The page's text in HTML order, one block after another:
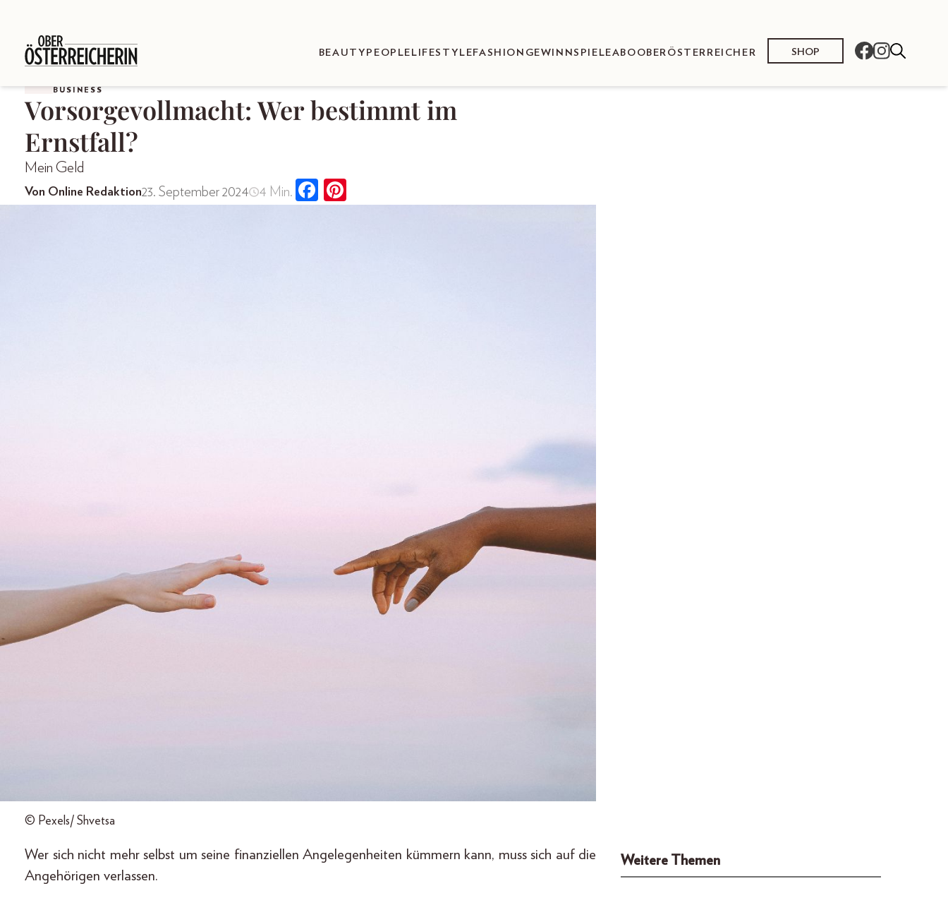
BEAUTY PEOPLE LIFESTYLEFASHION GEWINNSPIELEABO OBERÖSTERREICHER SHOP
BUSINESS
Vorsorgevollmacht: Wer bestimmt im
Ernstfall?
Mein Geld
Von Online Redaktion23. September 2024 4 Min.
© Pexels/ Shvetsa
Wer sich nicht mehr selbst um seine finanziellen Angelegenheiten kümmern kann, muss sich auf die
Angehörigen verlassen.
Weitere Themen